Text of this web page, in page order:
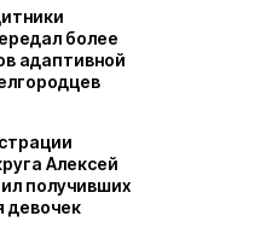
более
адаптивной
Алексей
получивших
девочек